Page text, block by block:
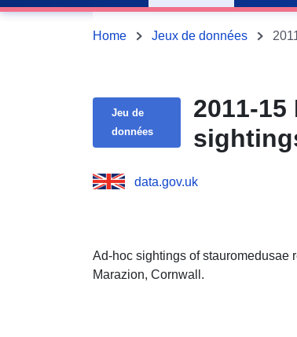
Home Jeux de données
Jeu de
données
2011-
data.gov.uk
Ad-hoc sightings of stauromedusae
Marazion, Cornwall.